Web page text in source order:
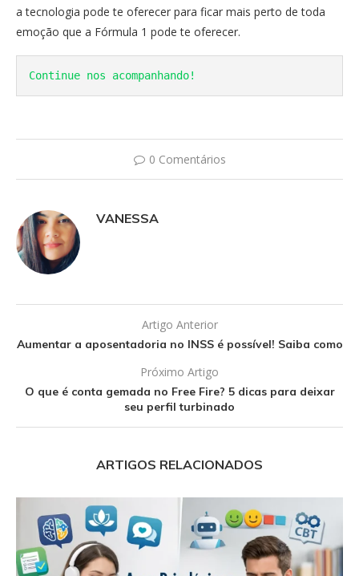
a tecnologia pode te oferecer para ficar mais perto de toda
emoção que a Fórmula 1 pode te oferecer.
Continue nos acompanhando!
0 Comentários
VANESSA
Artigo Anterior
Aumentar a aposentadoria no INSS é possível! Saiba como
Próximo Artigo
O que é conta gemada no Free Fire? 5 dicas para deixar
seu perfil turbinado
ARTIGOS RELACIONADOS